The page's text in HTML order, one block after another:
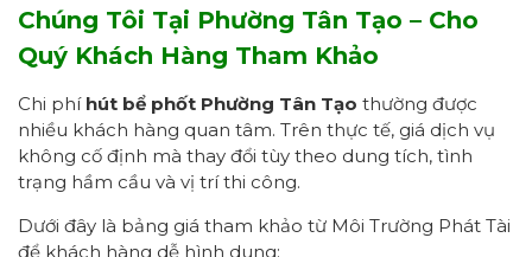
Chúng Tôi Tại Phường Tân Tạo – Cho
Quý Khách Hàng Tham Khảo
Chi phí hút bể phốt Phường Tân Tạo thường được
nhiều khách hàng quan tâm. Trên thực tế, giá dịch vụ
không cố định mà thay đổi tùy theo dung tích, tình
trạng hầm cầu và vị trí thi công.
Dưới đây là bảng giá tham khảo từ Môi Trường Phát Tài
để khách hàng dễ hình dung: